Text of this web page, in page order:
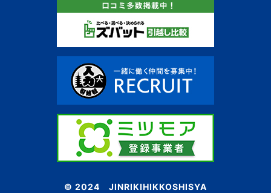
© 2024 JINRIKIHIKKOSHISYA